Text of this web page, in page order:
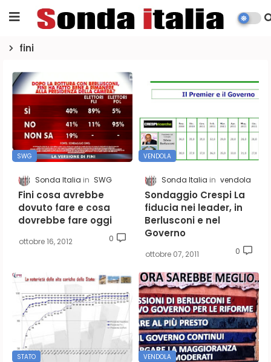
fini
SWG
Sonda Italia SWG
Fini cosa avrebbe
dovuto fare e cosa
dovrebbe fare oggi
ottobre 16, 2012 0
VENDOLA
Sonda Italia vendola
Sondaggio Crespi La
fiducia nei leader, in
Berlusconi e nel
Governo
ottobre 07, 2011 0
STATO VENDOLA